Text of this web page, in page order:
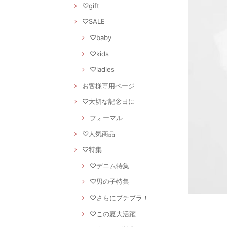
♡gift
♡SALE
♡baby
♡kids
♡ladies
お客様専用ページ
♡大切な記念日に
フォーマル
♡人気商品
♡特集
♡デニム特集
♡男の子特集
♡さらにプチプラ！
♡この夏大活躍